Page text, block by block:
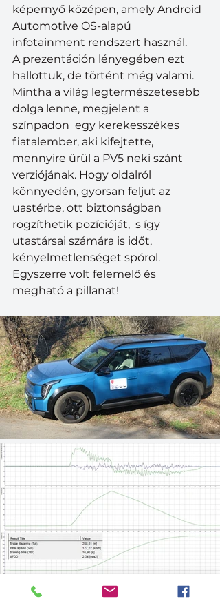
képernyő középen, amely Android
Automotive OS-alapú
infotainment rendszert használ.
A prezentáción lényegében ezt
hallottuk, de történt még valami.
Mintha a világ legtermészetesebb
dolga lenne, megjelent a
színpadon  egy kerekesszékes
fiatalember, aki kifejtette,
mennyire ürül a PV5 neki szánt
verziójának. Hogy oldalról
könnyedén, gyorsan feljut az
uastérbe, ott biztonságban
rögzíthetik pozícióját,  s így
utastársai számára is időt,
kényelmetlenséget spórol.
Egyszerre volt felemelő és
megható a pillanat!